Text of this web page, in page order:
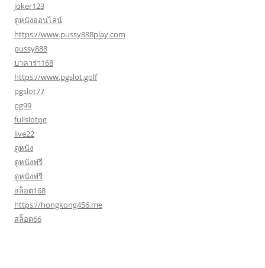
joker123
ดูหนังออนไลน์
https://www.pussy888play.com
pussy888
บาคาร่า168
https://www.pgslot.golf
pgslot77
pg99
fullslotpg
live22
ดูหนัง
ดูหนังฟรี
ดูหนังฟรี
สล็อต168
https://hongkong456.me
สล็อต66